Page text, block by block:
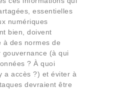
essentielles
numériques
bien, doivent
à des normes de
(à qui
? À quoi
a accès ?) et éviter à
devraient être